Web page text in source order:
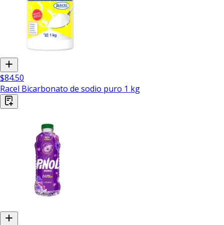
$84.50
Racel Bicarbonato de sodio puro 1 kg